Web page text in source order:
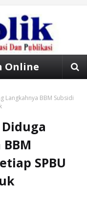
Online
Langkahnya BBM Subsidi
SPBU